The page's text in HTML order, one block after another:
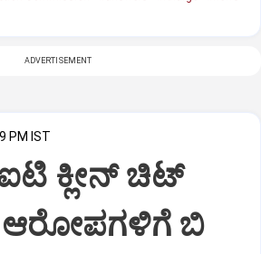
ADVERTISEMENT
PM IST
ಕ್ಲೀನ್ ಚಿಟ್
ಆರೋಪಗಳಿಗೆ ಬಿ